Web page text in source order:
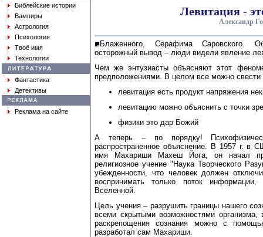
Библейские истории
Вампиры
Астрология
Психология
Твоё имя
Технологии
Фантастика
Детективы
Реклама на сайте
Левитация -
Александр
Блаженного, Серафима Саровского.
осторожный вывод – люди видели явление
Чем же энтузиасты объясняют этот
предположениями. В целом все можно
левитация есть продукт напряжения
левитацию можно объяснить с точки
физики это дар Божий
А теперь – по порядку!
распространенное объяснение. В 1957 г. в
имя Махариши Махеш Йога, он начал
религиозное учение "Наука Творческого
убежденности, что человек должен
воспринимать только поток
Вселенной.
Цель учения – разрушить границы нашего
всеми скрытыми возможностями
раскрепощения сознания можно с
разработал сам Махариши.